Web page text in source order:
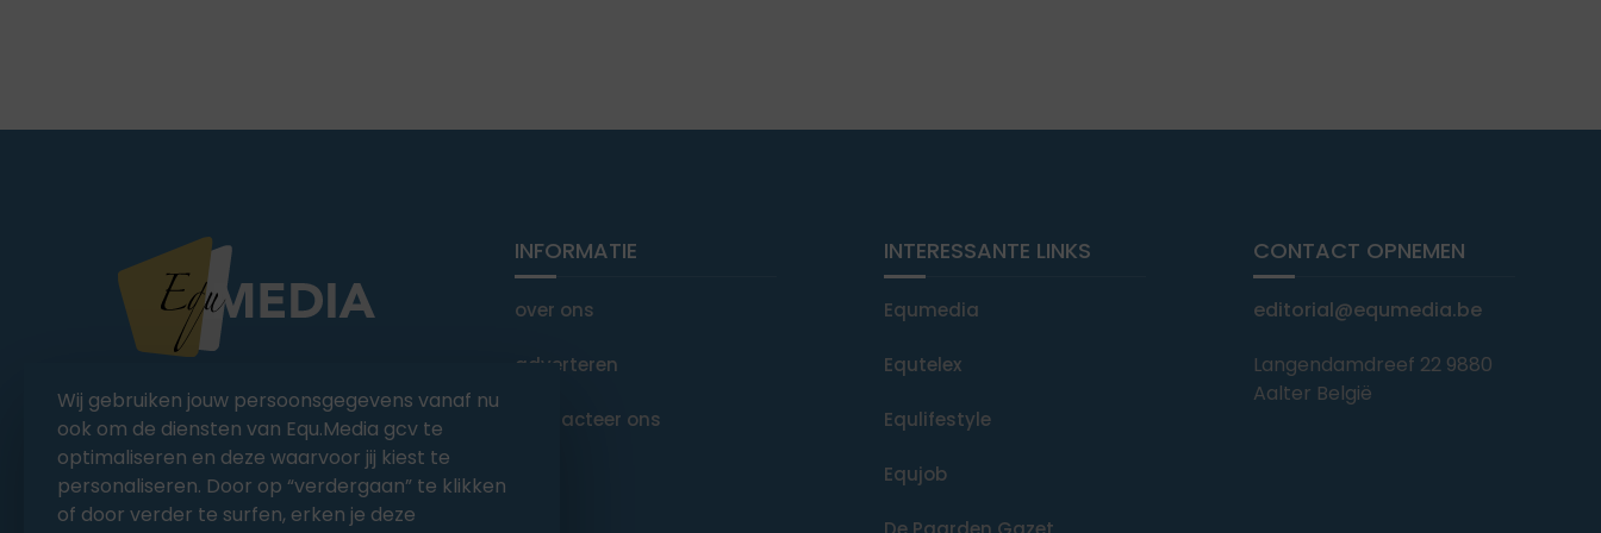
You Ride it We Write it,
Equestrian news
INFORMATIE
over ons
adverteren
Contacteer ons
INTERESSANTE LINKS
Equmedia
Equtelex
Equlifestyle
Equjob
CONTACT OPNEMEN
editorial@equmedia.be
Langendamdreef 22 9880
Aalter België
Wij gebruiken jouw persoonsgegevens vanaf nu
ook om de diensten van Equ.Media gcv te
optimaliseren en deze waarvoor jij kiest te
personaliseren. Door op “verdergaan” te klikken
of door verder te surfen, erken je deze